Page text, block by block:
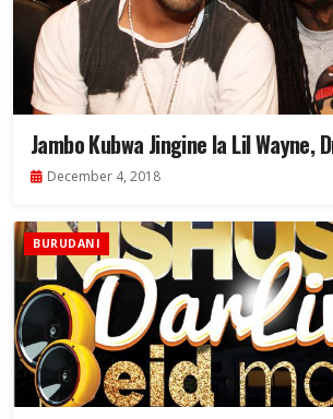
Jambo Kubwa Jingine la Lil Wayne,
December 4, 2018
BURUDANI